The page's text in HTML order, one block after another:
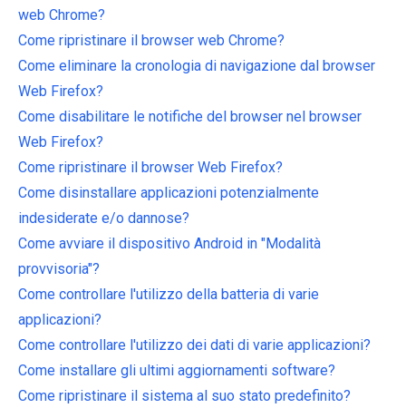
web Chrome?
Come ripristinare il browser web Chrome?
Come eliminare la cronologia di navigazione dal browser
Web Firefox?
Come disabilitare le notifiche del browser nel browser
Web Firefox?
Come ripristinare il browser Web Firefox?
Come disinstallare applicazioni potenzialmente
indesiderate e/o dannose?
Come avviare il dispositivo Android in "Modalità
provvisoria"?
Come controllare l'utilizzo della batteria di varie
applicazioni?
Come controllare l'utilizzo dei dati di varie applicazioni?
Come installare gli ultimi aggiornamenti software?
Come ripristinare il sistema al suo stato predefinito?